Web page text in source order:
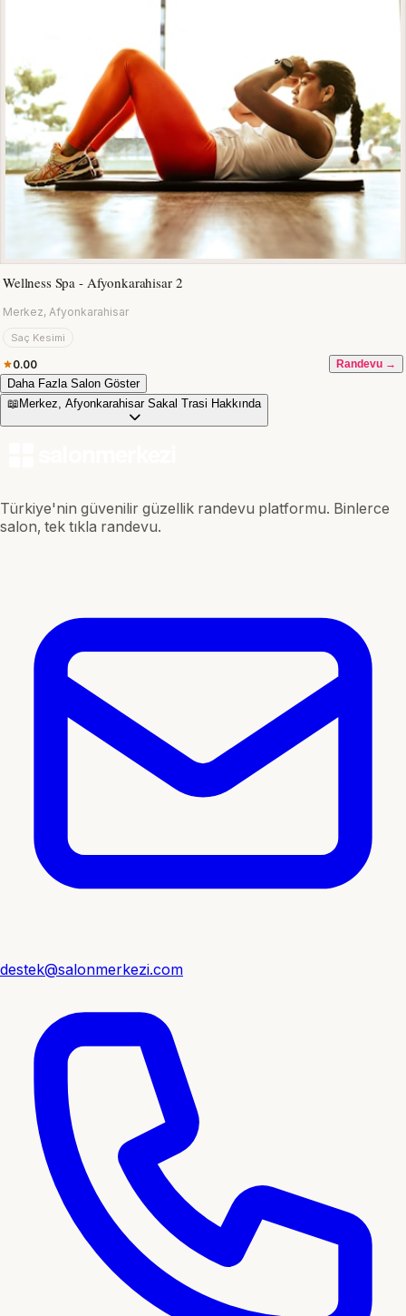
Wellness Spa - Afyonkarahisar 2
Merkez, Afyonkarahisar
Saç Kesimi
0.00 Randevu →
Daha Fazla Salon Göster
📖 Merkez, Afyonkarahisar Sakal Trasi Hakkında
Türkiye'nin güvenilir güzellik randevu platformu. Binlerce
salon, tek tıkla randevu.
destek@salonmerkezi.com